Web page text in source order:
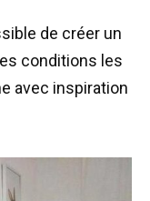
de créer un
conditions les
avec inspiration